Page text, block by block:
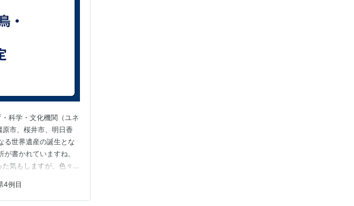
化遺産流出の批判に
日に復帰した。
科学・文化機関（ユネ
市、桜井市、明日香
る世界遺産の誕生とな
書かれていますね。
気もしますが、色々と
4例目